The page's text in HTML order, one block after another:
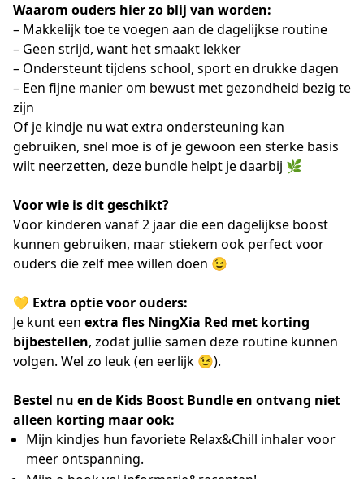
Waarom ouders hier zo blij van worden:
– Makkelijk toe te voegen aan de dagelijkse routine
– Geen strijd, want het smaakt lekker
– Ondersteunt tijdens school, sport en drukke dagen
– Een fijne manier om bewust met gezondheid bezig te
zijn
Of je kindje nu wat extra ondersteuning kan
gebruiken, snel moe is of je gewoon een sterke basis
wilt neerzetten, deze bundle helpt je daarbij 🌿
Voor wie is dit geschikt?
Voor kinderen vanaf 2 jaar die een dagelijkse boost
kunnen gebruiken, maar stiekem ook perfect voor
ouders die zelf mee willen doen 😉
💛 Extra optie voor ouders:
Je kunt een extra fles NingXia Red met korting
bijbestellen, zodat jullie samen deze routine kunnen
volgen. Wel zo leuk (en eerlijk 😉).
Bestel nu en de Kids Boost Bundle en ontvang niet
alleen korting maar ook:
Mijn kindjes hun favoriete Relax&Chill inhaler voor
meer ontspanning.